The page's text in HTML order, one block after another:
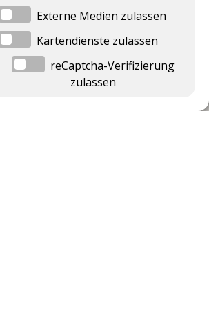
Externe Medien zulassen
Kartendienste zulassen
reCaptcha-Verifizierung
zulassen